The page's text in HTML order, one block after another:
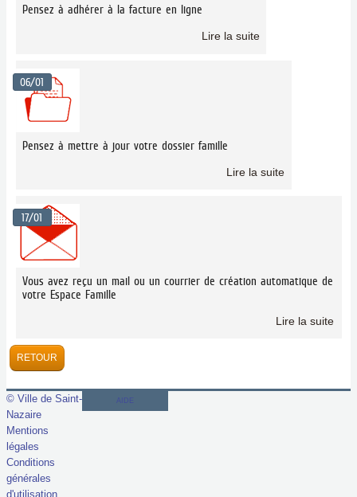
Pensez à adhérer à la facture en ligne
Lire la suite
06/01
Pensez à mettre à jour votre dossier famille
Lire la suite
17/01
Vous avez reçu un mail ou un courrier de création automatique de
votre Espace Famille
Lire la suite
© Ville de Saint-
Nazaire
Mentions
légales
Conditions
générales
d'utilisation
AIDE